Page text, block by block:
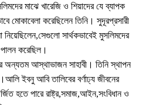
মাঝে খারেজি ও শিয়াদের যে ব্যাপক
মোকাবেলা করেছিলেন তিনি। সুদূরপ্রসারী
নিয়েছিলেন,সেগুলো সার্থকভাবেই মুসলিমদের
করেছিল।
অন্যতম আস্থাভাজন সাহাবী। তিনি স্থাপন
ইবনু আবি তালিবের বর্ণাঢ্য জীবনের
হতে পারে রাষ্ট্র,সমাজ,আইন,সংবিধান ও